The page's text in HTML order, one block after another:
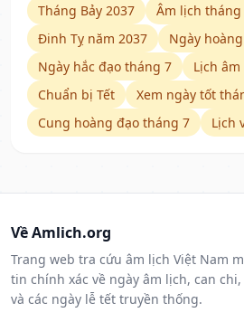
Tháng Bảy 2037
Âm lịch tháng
Đinh Tỵ năm 2037
Ngày
Ngày hắc đạo tháng 7
Lịch
Chuẩn bị Tết
Xem ngày tốt
Cung hoàng đạo tháng 7
Lịch
Về Amlich.org
Trang web tra cứu âm lịch Việt Nam
tin chính xác về ngày âm lịch, can
và các ngày lễ tết truyền thống.